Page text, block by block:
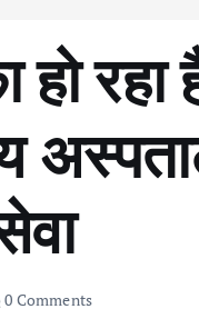
रहा
0 Comments